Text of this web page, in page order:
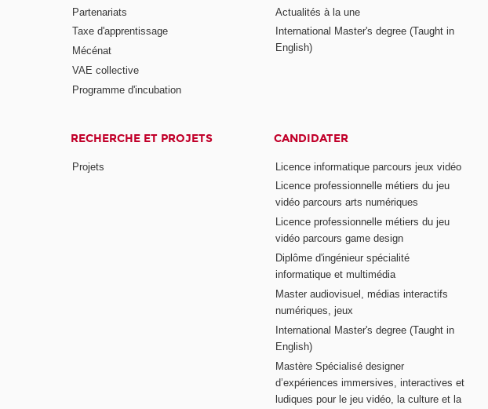
Partenariats
Taxe d'apprentissage
Mécénat
VAE collective
Programme d'incubation
Actualités à la une
International Master's degree (Taught in
English)
RECHERCHE ET PROJETS
Projets
CANDIDATER
Licence informatique parcours jeux vidéo
Licence professionnelle métiers du jeu
vidéo parcours arts numériques
Licence professionnelle métiers du jeu
vidéo parcours game design
Diplôme d'ingénieur spécialité
informatique et multimédia
Master audiovisuel, médias interactifs
numériques, jeux
International Master's degree (Taught in
English)
Mastère Spécialisé designer
d’expériences immersives, interactives et
ludiques pour le jeu vidéo, la culture et la